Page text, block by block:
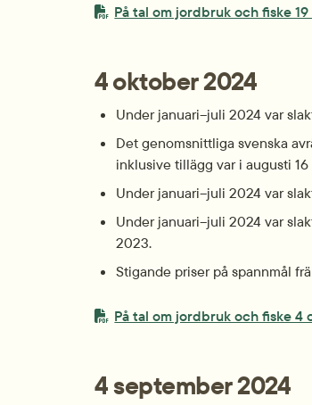
PDF-fil.
På tal om jordbruk och fiske
4 oktober 2024
Under januari–juli 2024 var
Det genomsnittliga svenska
inklusive tillägg var i augusti
Under januari–juli 2024 var
Under januari–juli 2024 var
2023.
Stigande priser på spannmål
PDF-fil.
På tal om jordbruk och fiske 4
4 september 2024